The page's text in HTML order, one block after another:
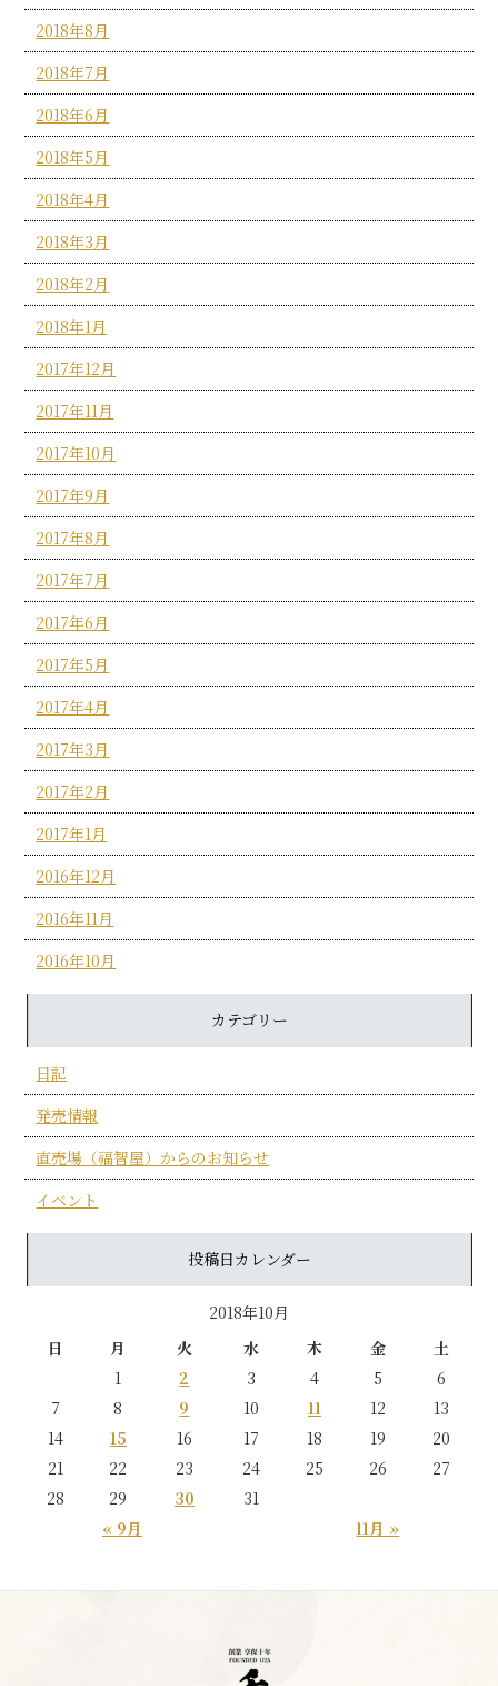
2018年8月
2018年7月
2018年6月
2018年5月
2018年4月
2018年3月
2018年2月
2018年1月
2017年12月
2017年11月
2017年10月
2017年9月
2017年8月
2017年7月
2017年6月
2017年5月
2017年4月
2017年3月
2017年2月
2017年1月
2016年12月
2016年11月
2016年10月
カテゴリー
日記
発売情報
直売場（福智屋）からのお知らせ
イベント
投稿日カレンダー
2018年10月
日
月 火 水 木 金 土
« 9月 11月 »
1 2 3 4 5
6
7
8 9 10 11 12
13
14
15 16 17 18 19
20
21
22 23 24 25 26
27
28
29 30 31